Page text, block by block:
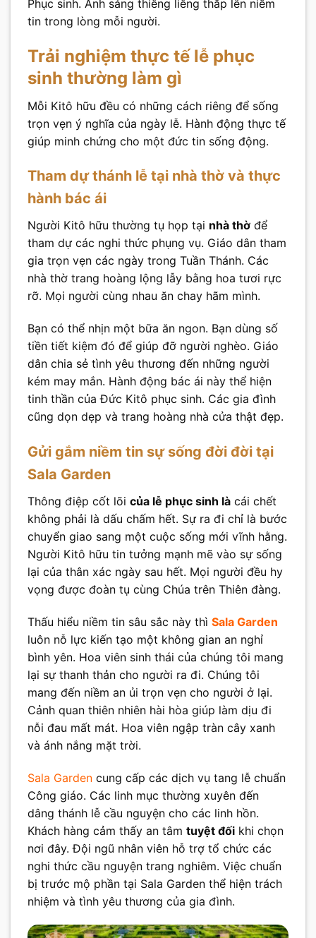
Phục sinh. Ánh sáng thiêng liêng thắp lên niềm
tin trong lòng mỗi người.
Trải nghiệm thực tế lễ phục
sinh thường làm gì
Mỗi Kitô hữu đều có những cách riêng để sống
trọn vẹn ý nghĩa của ngày lễ. Hành động thực tế
giúp minh chứng cho một đức tin sống động.
Tham dự thánh lễ tại nhà thờ và thực
hành bác ái
Người Kitô hữu thường tụ họp tại nhà thờ để
tham dự các nghi thức phụng vụ. Giáo dân tham
gia trọn vẹn các ngày trong Tuần Thánh. Các
nhà thờ trang hoàng lộng lẫy bằng hoa tươi rực
rỡ. Mọi người cùng nhau ăn chay hãm mình.
Bạn có thể nhịn một bữa ăn ngon. Bạn dùng số
tiền tiết kiệm đó để giúp đỡ người nghèo. Giáo
dân chia sẻ tình yêu thương đến những người
kém may mắn. Hành động bác ái này thể hiện
tinh thần của Đức Kitô phục sinh. Các gia đình
cũng dọn dẹp và trang hoàng nhà cửa thật đẹp.
Gửi gắm niềm tin sự sống đời đời tại
Sala Garden
Thông điệp cốt lõi của lễ phục sinh là cái chết
không phải là dấu chấm hết. Sự ra đi chỉ là bước
chuyển giao sang một cuộc sống mới vĩnh hằng.
Người Kitô hữu tin tưởng mạnh mẽ vào sự sống
lại của thân xác ngày sau hết. Mọi người đều hy
vọng được đoàn tụ cùng Chúa trên Thiên đàng.
Thấu hiểu niềm tin sâu sắc này thì Sala Garden
luôn nỗ lực kiến tạo một không gian an nghỉ
bình yên. Hoa viên sinh thái của chúng tôi mang
lại sự thanh thản cho người ra đi. Chúng tôi
mang đến niềm an ủi trọn vẹn cho người ở lại.
Cảnh quan thiên nhiên hài hòa giúp làm dịu đi
nỗi đau mất mát. Hoa viên ngập tràn cây xanh
và ánh nắng mặt trời.
Sala Garden cung cấp các dịch vụ tang lễ chuẩn
Công giáo. Các linh mục thường xuyên đến
dâng thánh lễ cầu nguyện cho các linh hồn.
Khách hàng cảm thấy an tâm tuyệt đối khi chọn
nơi đây. Đội ngũ nhân viên hỗ trợ tổ chức các
nghi thức cầu nguyện trang nghiêm. Việc chuẩn
bị trước mộ phần tại Sala Garden thể hiện trách
nhiệm và tình yêu thương của gia đình.